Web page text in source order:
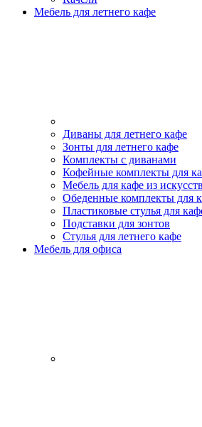
Мебель для летнего кафе
Диваны для летнего кафе
Зонты для летнего кафе
Комплекты с диванами
Кофейные комплекты для
Мебель для кафе из
Обеденные комплекты для
Пластиковые стулья для
Подставки для зонтов
Стулья для летнего кафе
Мебель для офиса